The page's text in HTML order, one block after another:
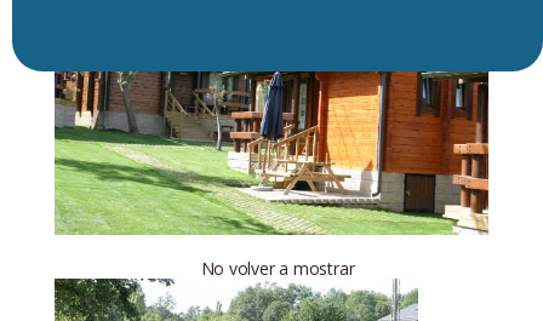
No volver a mostrar